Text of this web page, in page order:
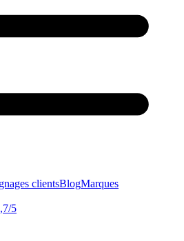
clientsBlogMarques
5